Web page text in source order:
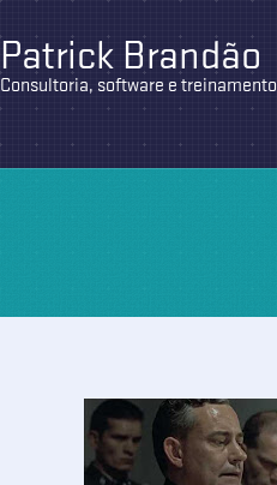
Patrick Brandão
Consultoria, software e treinamento